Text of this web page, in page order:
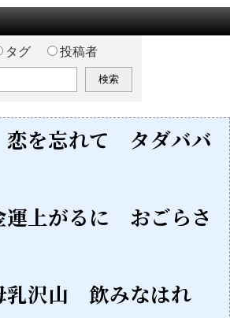
タグ 投稿者
を忘れて タダババ
上がるに おごらさ
沢山 飲みなはれ